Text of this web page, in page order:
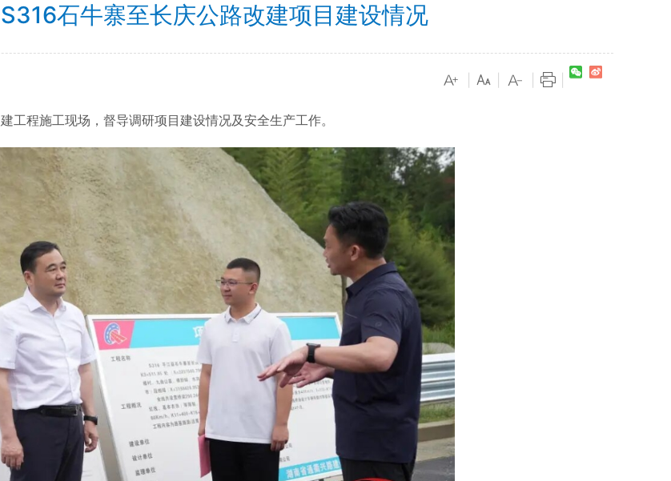
石牛寨至长庆公路改建项目建设情况
程施工现场，督导调研项目建设情况及安全生产工作。